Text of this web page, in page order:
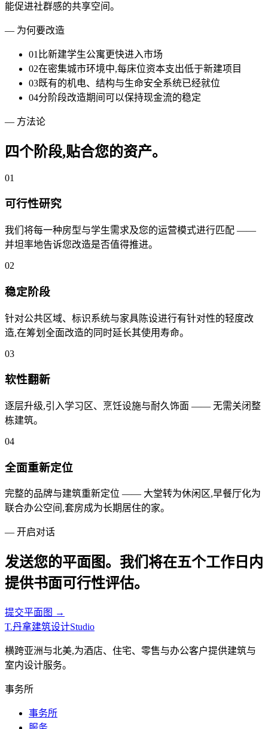
能促进社群感的共享空间。
— 为何要改造
01 比新建学生公寓更快进入市场
02在密集城市环境中,每床位资本支出低于新建项目
03既有的机电、结构与生命安全系统已经就位
04分阶段改造期间可以保持现金流的稳定
— 方法论
四个阶段,贴合您的资产。
01
可行性研究
我们将每一种房型与学生需求及您的运营模式进行匹配 ——
并坦率地告诉您改造是否值得推进。
02
稳定阶段
针对公共区域、标识系统与家具陈设进行有针对性的轻度改
造,在筹划全面改造的同时延长其使用寿命。
03
软性翻新
逐层升级,引入学习区、烹饪设施与耐久饰面 —— 无需关闭整
栋建筑。
04
全面重新定位
完整的品牌与建筑重新定位 —— 大堂转为休闲区,早餐厅化为
联合办公空间,套房成为长期居住的家。
— 开启对话
发送您的平面图。我们将在五个工作日内
提供书面可行性评估。
提交平面图 →
T.丹拿建筑设计Studio
横跨亚洲与北美,为酒店、住宅、零售与办公客户提供建筑与
室内设计服务。
事务所
事务所